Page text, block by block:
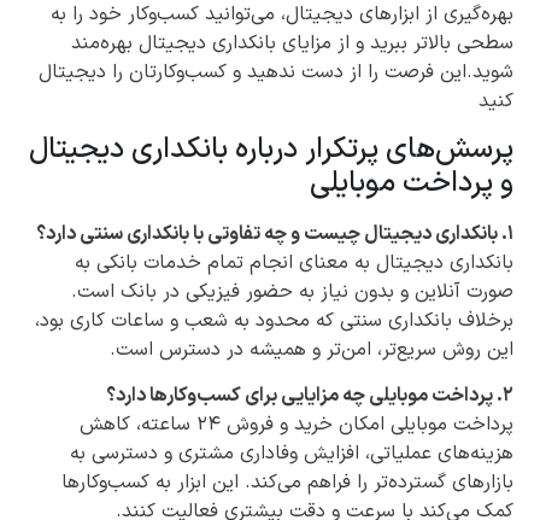
بهره‌گیری از ابزارهای دیجیتال، می‌توانید کسب‌وکار خود را به
سطحی بالاتر ببرید و از مزایای بانکداری دیجیتال بهره‌مند
شوید.این فرصت را از دست ندهید و کسب‌وکارتان را دیجیتال
کنید
پرسش‌های پرتکرار درباره بانکداری دیجیتال
و پرداخت موبایلی
۱. بانکداری دیجیتال چیست و چه تفاوتی با بانکداری سنتی دارد؟
بانکداری دیجیتال به معنای انجام تمام خدمات بانکی به
صورت آنلاین و بدون نیاز به حضور فیزیکی در بانک است.
برخلاف بانکداری سنتی که محدود به شعب و ساعات کاری بود،
این روش سریع‌تر، امن‌تر و همیشه در دسترس است.
۲. پرداخت موبایلی چه مزایایی برای کسب‌وکارها دارد؟
پرداخت موبایلی امکان خرید و فروش ۲۴ ساعته، کاهش
هزینه‌های عملیاتی، افزایش وفاداری مشتری و دسترسی به
بازارهای گسترده‌تر را فراهم می‌کند. این ابزار به کسب‌وکارها
کمک می‌کند با سرعت و دقت بیشتری فعالیت کنند.